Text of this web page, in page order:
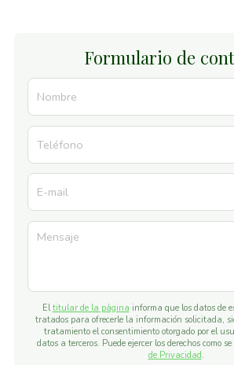
Formulario de
Nombre
Teléfono
E-mail
Mensaje
Eltitular de la página informa que los datos de
tratados para ofrecerle la información solicitada,
tratamiento el consentimiento otorgado por el
datos a terceros. Puede ejercer los derechos como
de Privacidad.